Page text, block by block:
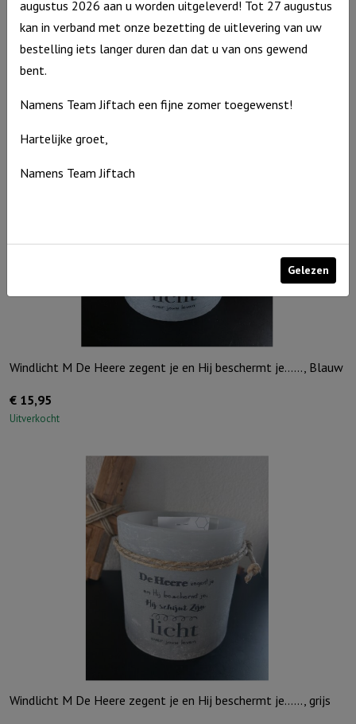
Windlicht S ‘Papa ik hou van jou, Grijs
10,95
'Papa
Windlicht M De Heere zegent je en Hij beschermt je……, Blauw
€ 15,95
Uitverkocht
Windlicht M De Heere zegent je en Hij beschermt je……, grijs
augustus 2026 aan u worden uitgeleverd! Tot 27 augustus
kan in verband met onze bezetting de uitlevering van uw
bestelling iets langer duren dan dat u van ons gewend
bent.
Namens Team Jiftach een fijne zomer toegewenst!
Hartelijke groet,
Namens Team Jiftach
Gelezen